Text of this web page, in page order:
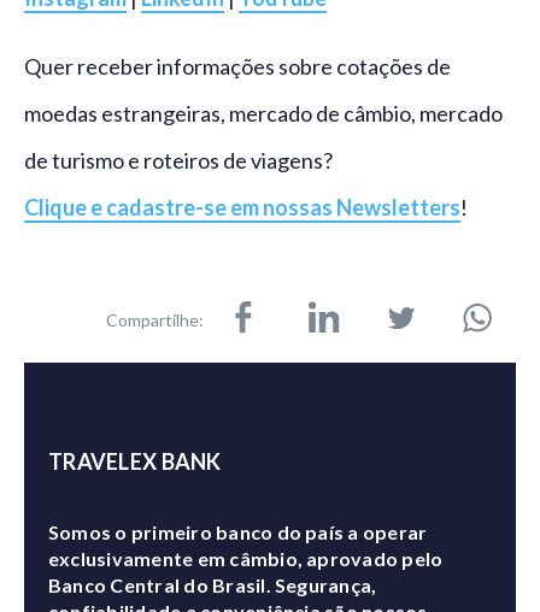
Quer receber informações sobre cotações de
moedas estrangeiras, mercado de câmbio, mercado
de turismo e roteiros de viagens?
Clique e cadastre-se em nossas Newsletters!
Compartilhe:
TRAVELEX BANK
Somos o primeiro banco do país a operar
exclusivamente em câmbio, aprovado pelo
Banco Central do Brasil. Segurança,